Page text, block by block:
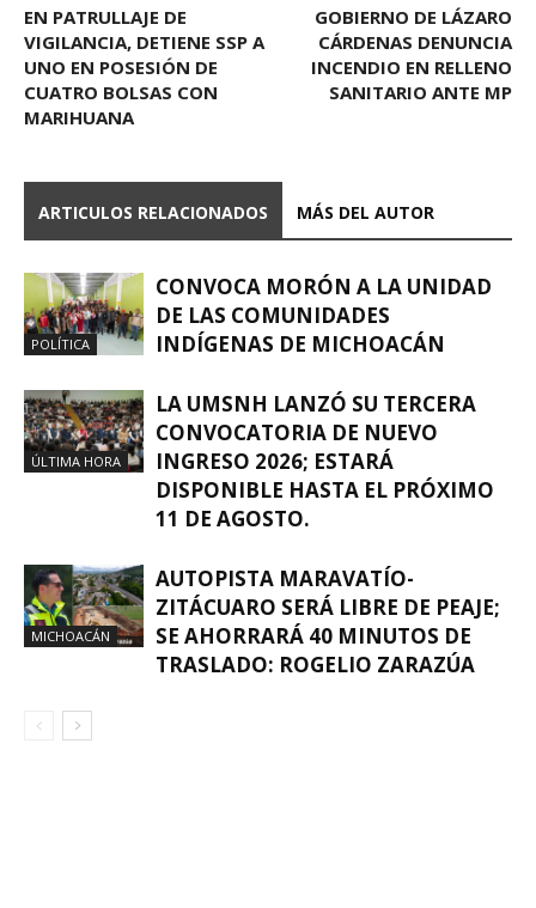
EN PATRULLAJE DE
VIGILANCIA, DETIENE SSP A
UNO EN POSESIÓN DE
CUATRO BOLSAS CON
MARIHUANA
GOBIERNO DE LÁZARO
CÁRDENAS DENUNCIA
INCENDIO EN RELLENO
SANITARIO ANTE MP
ARTICULOS RELACIONADOS MÁS DEL AUTOR
POLÍTICA
CONVOCA MORÓN A LA UNIDAD
DE LAS COMUNIDADES
INDÍGENAS DE MICHOACÁN
ÚLTIMA HORA
LA UMSNH LANZÓ SU TERCERA
CONVOCATORIA DE NUEVO
INGRESO 2026; ESTARÁ
DISPONIBLE HASTA EL PRÓXIMO
11 DE AGOSTO.
MICHOACÁN
AUTOPISTA MARAVATÍO-
ZITÁCUARO SERÁ LIBRE DE PEAJE;
SE AHORRARÁ 40 MINUTOS DE
TRASLADO: ROGELIO ZARAZÚA